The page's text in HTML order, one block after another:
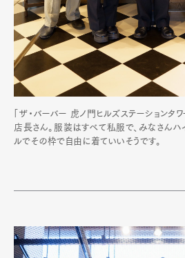
「ザ・バーバー 虎ノ門ヒルズステーションタ
店長さん。服装はすべて私服で、みなさんハ
ルでその枠で自由に着ていいそうです。